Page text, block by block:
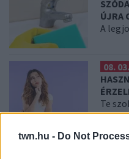
twn.hu - Do Not
ÚJRA
A
08. 03.
Te
08.